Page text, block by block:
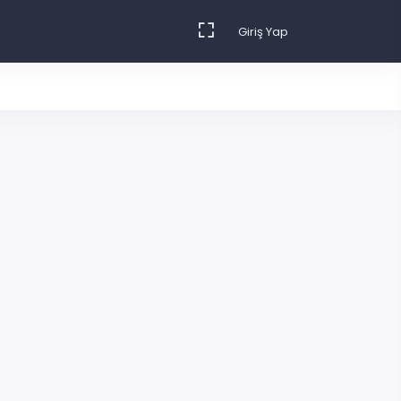
Giriş Yap